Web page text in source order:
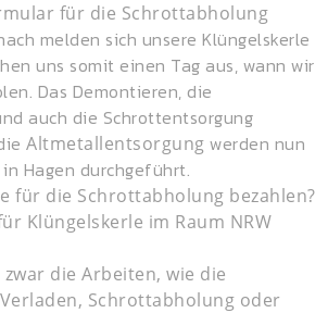
für die Schrottabholung
melden sich unsere Klüngelskerle
uns somit einen Tag aus, wann wir
Das Demontieren, die
auch die Schrottentsorgung
Altmetallentsorgung werden nun
Hagen durchgeführt.
für die Schrottabholung bezahlen?
Klüngelskerle im Raum NRW
die Arbeiten, wie die
Schrottabholung oder